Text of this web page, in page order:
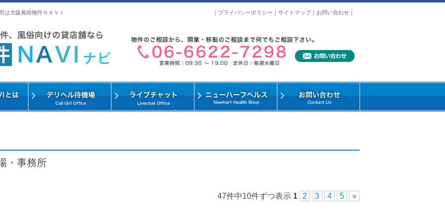
は大阪風俗物件ＮＡＶＩ ｜ プライバシーポリシー ｜ サイトマップ｜ お問い合わせ ｜
・事務所
47件中10件ずつ表示 1 2 3 4 5 »